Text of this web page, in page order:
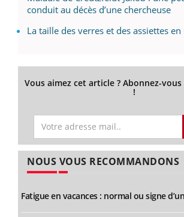
conduit au décès d’une chercheuse
La taille des verres et des assiettes
Vous aimez cet article ? Abonnez-
!
NOUS VOUS RECOMMANDONS
Fatigue en vacances : normal ou signe